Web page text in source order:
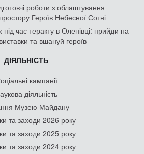
роботи з облаштування
Героїв Небесної Сотні
під час теракту в Оленівці: прийди на
та вшануй героїв
ДІЯЛЬНІСТЬ
кампанії
діяльність
Музею Майдану
та заходи 2026 року
та заходи 2025 року
та заходи 2024 року